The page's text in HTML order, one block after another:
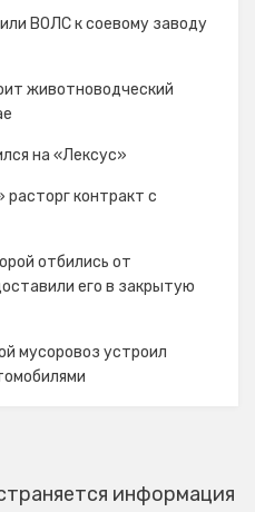
ВОЛС к соевому заводу
животноводческий
на «Лексус»
контракт с
отбились от
его в закрытую
мусоровоз устроил
информация